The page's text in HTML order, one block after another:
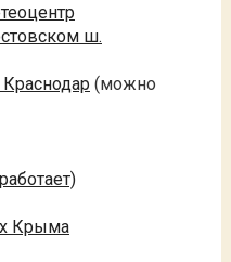
ш.
(можно
Крыма